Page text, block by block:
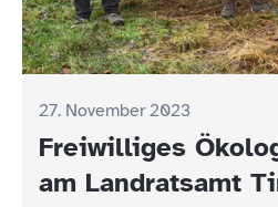
27. November 2023
Freiwilliges
am Landratsamt